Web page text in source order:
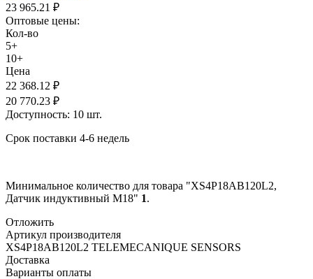
23 965.21 ₽
Оптовые цены:
Кол-во
5+
10+
Цена
22 368.12 ₽
20 770.23 ₽
Доступность: 10 шт.
Срок поставки 4-6 недель
Минимальное количество для товара "XS4P18AB120L2,
Датчик индуктивный M18" 1.
Отложить
Артикул производителя
XS4P18AB120L2 TELEMECANIQUE SENSORS
Доставка
Варианты оплаты